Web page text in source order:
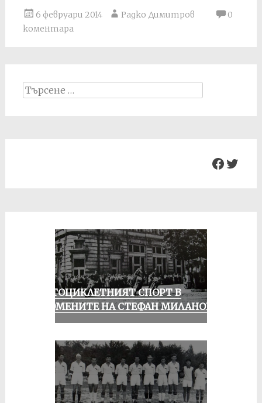
6 февруари 2014 Радко Димитров
0
коментара
Search
for:
МОТОЦИКЛЕТНИЯТ СПОРТ В
СПОМЕНИТЕ НА СТЕФАН МИЛАНОВ